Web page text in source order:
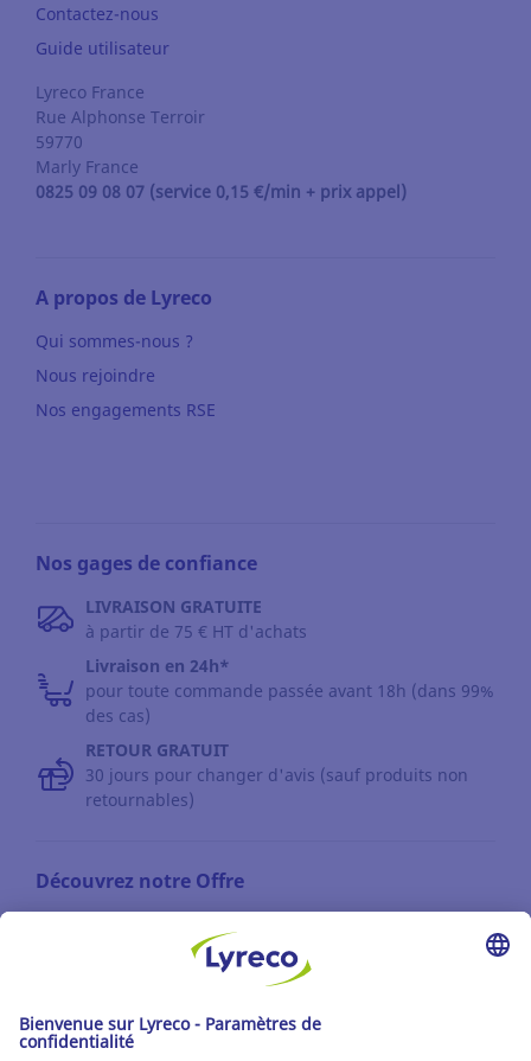
Contactez-nous
Guide utilisateur
Lyreco France
Rue Alphonse Terroir
59770
Marly France
0825 09 08 07 (service 0,15 €/min + prix appel)
A propos de Lyreco
Qui sommes-nous ?
Nous rejoindre
Nos engagements RSE
Nos gages de confiance
LIVRAISON GRATUITE
à partir de 75 € HT d'achats
Livraison en 24h*
pour toute commande passée avant 18h (dans 99%
des cas)
RETOUR GRATUIT
30 jours pour changer d'avis (sauf produits non
retournables)
Découvrez notre Offre
Partenaire | de tous les lieux de travail